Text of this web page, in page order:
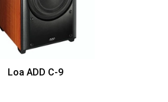
Loa ADD C-9